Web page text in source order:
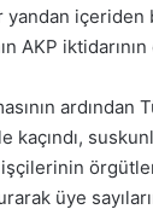
içeriden
AKP
kaçındı,
üye